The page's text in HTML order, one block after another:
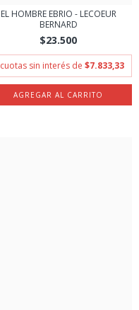
EL HOMBRE EBRIO - LECOEUR
BERNARD
$23.500
cuotas sin interés de $7.833,33